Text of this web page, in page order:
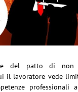
del patto di non
il lavoratore vede
professionali